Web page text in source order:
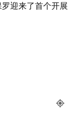
迎来了首个开展